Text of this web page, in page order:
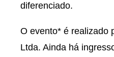
diferenciado.
O evento* é realizado
Ltda. Ainda há